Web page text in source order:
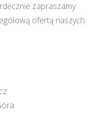
zapraszamy
ofertą naszych